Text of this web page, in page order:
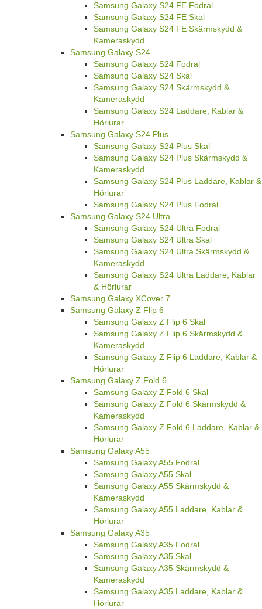
Samsung Galaxy S24 FE Fodral
Samsung Galaxy S24 FE Skal
Samsung Galaxy S24 FE Skärmskydd &
Kameraskydd
Samsung Galaxy S24
Samsung Galaxy S24 Fodral
Samsung Galaxy S24 Skal
Samsung Galaxy S24 Skärmskydd &
Kameraskydd
Samsung Galaxy S24 Laddare, Kablar &
Hörlurar
Samsung Galaxy S24 Plus
Samsung Galaxy S24 Plus Skal
Samsung Galaxy S24 Plus Skärmskydd &
Kameraskydd
Samsung Galaxy S24 Plus Laddare, Kablar &
Hörlurar
Samsung Galaxy S24 Plus Fodral
Samsung Galaxy S24 Ultra
Samsung Galaxy S24 Ultra Fodral
Samsung Galaxy S24 Ultra Skal
Samsung Galaxy S24 Ultra Skärmskydd &
Kameraskydd
Samsung Galaxy S24 Ultra Laddare, Kablar
& Hörlurar
Samsung Galaxy XCover 7
Samsung Galaxy Z Flip 6
Samsung Galaxy Z Flip 6 Skal
Samsung Galaxy Z Flip 6 Skärmskydd &
Kameraskydd
Samsung Galaxy Z Flip 6 Laddare, Kablar &
Hörlurar
Samsung Galaxy Z Fold 6
Samsung Galaxy Z Fold 6 Skal
Samsung Galaxy Z Fold 6 Skärmskydd &
Kameraskydd
Samsung Galaxy Z Fold 6 Laddare, Kablar &
Hörlurar
Samsung Galaxy A55
Samsung Galaxy A55 Fodral
Samsung Galaxy A55 Skal
Samsung Galaxy A55 Skärmskydd &
Kameraskydd
Samsung Galaxy A55 Laddare, Kablar &
Hörlurar
Samsung Galaxy A35
Samsung Galaxy A35 Fodral
Samsung Galaxy A35 Skal
Samsung Galaxy A35 Skärmskydd &
Kameraskydd
Samsung Galaxy A35 Laddare, Kablar &
Hörlurar